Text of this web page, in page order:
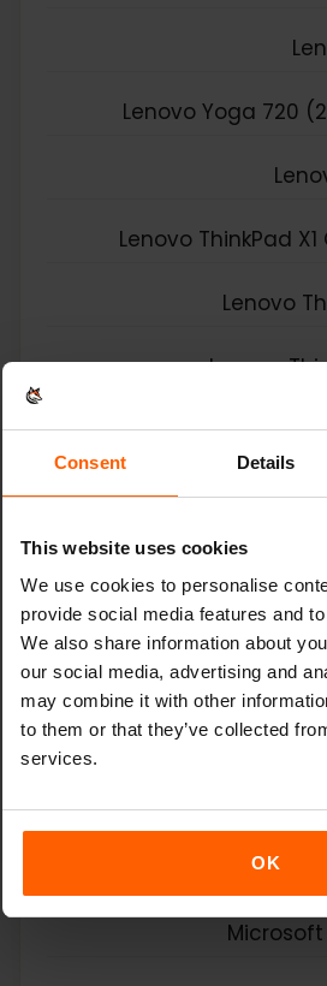
Consent Details
This website uses cookies
We use cookies to personalise
provide social media features and
We also share information about
our social media, advertising and
may combine it with other
to them or that they’ve collected
services.
OK
Lenovo Yoga 720
Lenovo ThinkPad
Lenovo
Lenovo
Lenovo ThinkPad X1 Titanium Yoga 2-in-1
Lenovo ThinkPad
متوافقة مع
Microsoft